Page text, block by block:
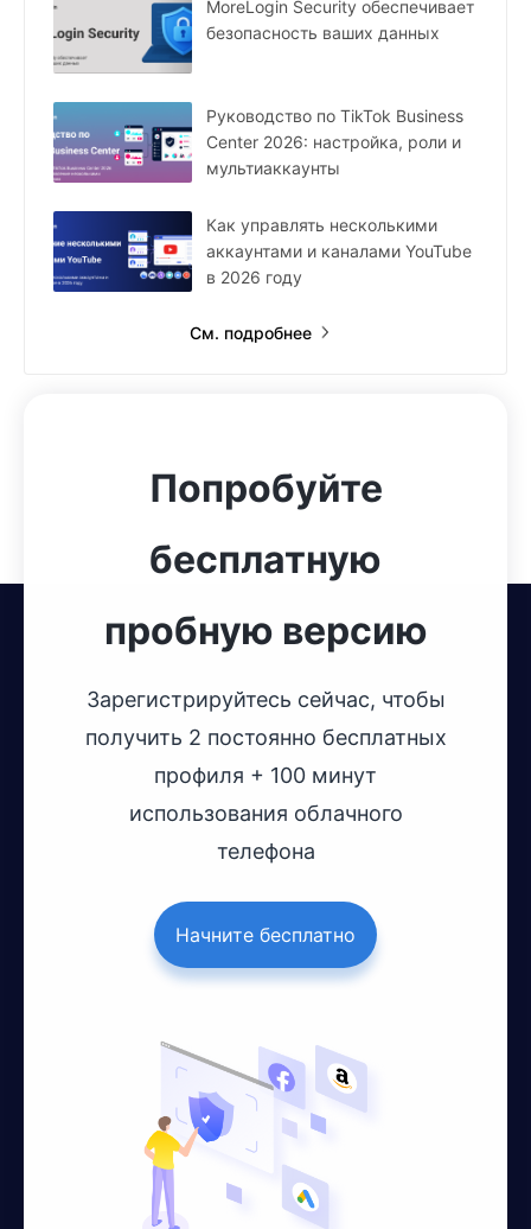
MoreLogin Security обеспечивает
безопасность ваших данных
Руководство по TikTok Business
Center 2026: настройка, роли и
мультиаккаунты
Как управлять несколькими
аккаунтами и каналами YouTube
в 2026 году
См. подробнее
Попробуйте
бесплатную
пробную версию
Зарегистрируйтесь сейчас, чтобы
получить 2 постоянно бесплатных
профиля + 100 минут
использования облачного
телефона
Начните бесплатно